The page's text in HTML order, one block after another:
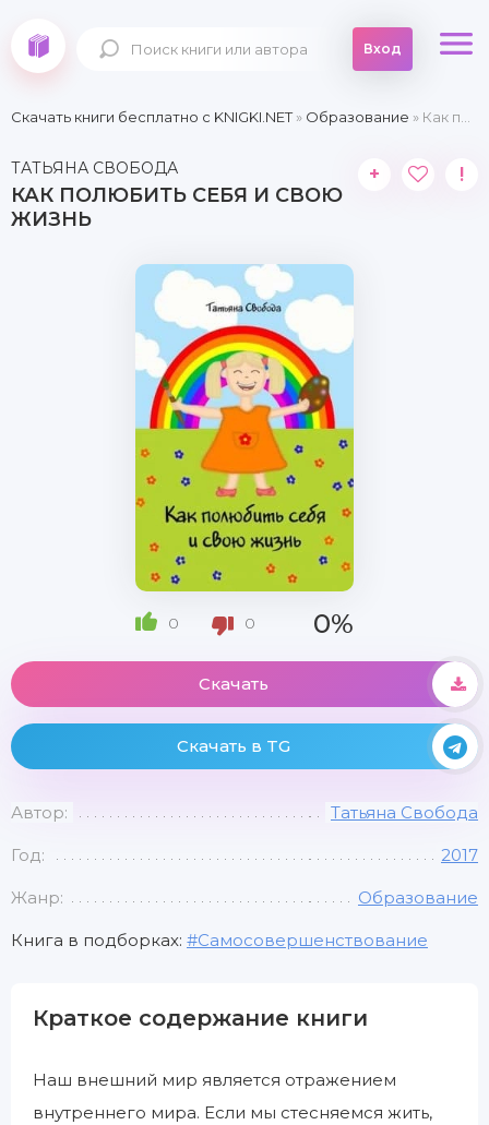
Вход
Скачать книги бесплатно c KNIGKI.NET» Образование » Как полюбить себя и свою жизнь
ТАТЬЯНА СВОБОДА
КАК ПОЛЮБИТЬ СЕБЯ И СВОЮ
ЖИЗНЬ
+ !
0 0 0%
Скачать
Скачать в TG
Автор: Татьяна Свобода
Год: 2017
Жанр: Образование
Книга в подборках: Самосовершенствование
Краткое содержание книги
Наш внешний мир является отражением
внутреннего мира. Если мы стесняемся жить,